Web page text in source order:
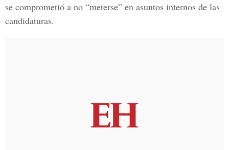
se comprometió a no “meterse” en asuntos internos de las
candidaturas.